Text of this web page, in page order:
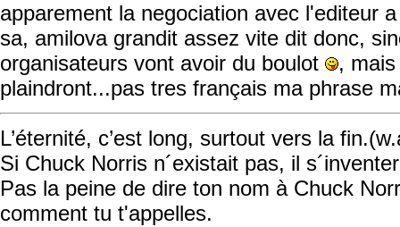
apparement la negociation avec l'editeur
sa, amilova grandit assez vite dit donc,
organisateurs vont avoir du boulot
,
plaindront...pas tres français ma phrase
L’éternité, c’est long, surtout vers la
Si Chuck Norris n´existait pas, il
Pas la peine de dire ton nom à Chuck
comment tu t'appelles.